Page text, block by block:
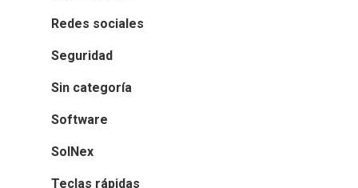
Redes sociales
Seguridad
Sin categoría
Software
SolNex
Teclas rápidas